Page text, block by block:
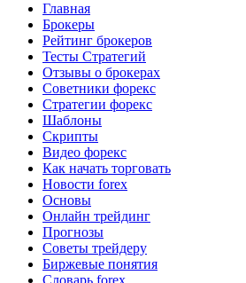
Главная
Брокеры
Рейтинг брокеров
Тесты Стратегий
Отзывы о брокерах
Советники форекс
Стратегии форекс
Шаблоны
Скрипты
Видео форекс
Как начать торговать
Новости forex
Основы
Онлайн трейдинг
Прогнозы
Советы трейдеру
Биржевые понятия